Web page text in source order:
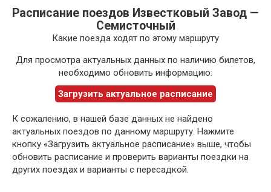
Расписание поездов Известковый Завод —
Семисточный
Какие поезда ходят по этому маршруту
Для просмотра актуальных данных по наличию билетов,
необходимо обновить информацию:
Загрузить актуальное расписание
К сожалению, в нашей базе данных не найдено
актуальных поездов по данному маршруту. Нажмите
кнопку «Загрузить актуальное расписание» выше, чтобы
обновить расписание и проверить варианты поездки на
других поездах и варианты с пересадкой.